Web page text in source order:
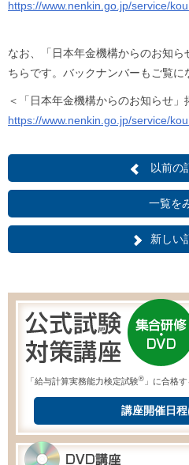
https://www.nenkin.go.jp/service/
なお、「日本年金機構からのお知ら
ちらです。バックナンバーもご覧に
＜「日本年金機構からのお知らせ」
https://www.nenkin.go.jp/service/
以前の
一覧を
新しい
「給与計算実務能力検定試験® 」に合格
講座開催日